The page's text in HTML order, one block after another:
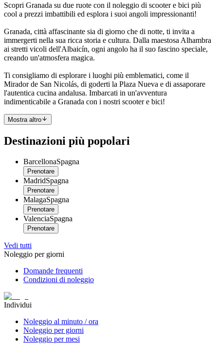
Scopri Granada su due ruote con il noleggio di scooter e bici più
cool a prezzi imbattibili ed esplora i suoi angoli impressionanti!
Granada, città affascinante sia di giorno che di notte, ti invita a
immergerti nella sua ricca storia e cultura. Dalla maestosa Alhambra
ai stretti vicoli dell'Albaicín, ogni angolo ha il suo fascino speciale,
creando un'atmosfera magica.
Ti consigliamo di esplorare i luoghi più emblematici, come il
Mirador de San Nicolás, di goderti la Plaza Nueva e di assaporare
l'autentica cucina andalusa. Imbarcati in un'avventura
indimenticabile a Granada con i nostri scooter e bici!
Mostra altro
Destinazioni più popolari
BarcellonaSpagna
Prenotare
MadridSpagna
Prenotare
MalagaSpagna
Prenotare
ValenciaSpagna
Prenotare
Vedi tutti
Noleggio per giorni
Domande frequenti
Condizioni di noleggio
Individui
Noleggio al minuto / ora
Noleggio per giorni
Noleggio per mesi